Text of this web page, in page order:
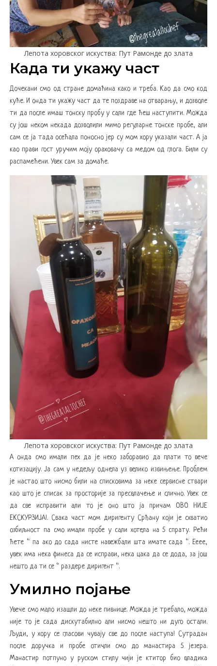
Лепота хоровског искуства: Пут Рамонде до злата
Када ти укажу част
Дочекани смо од стране домаћина како и треба. Као да смо код
куће. И онда ти укажу част да те поздраве на отварању, и дозволе
ти да после имаш тонску пробу у сали где ћеш наступити. Можда
су још неком некада дозволили мимо регуларне тонске пробе, али
сам се ја тада осећала поносно јер су мом хору указали част. А ја
као прави гост уручим моју ораховачу са медом од глога. Били су
распамећени. Увек сам за домаће.
Лепота хоровског искуства: Пут Рамонде до злата
А онда смо имали пех да је неко заборавио да плати то вече
котизацију. Ја сам у недељу однела уз велико извињење. Проблем
је настао што нисмо били на списковима за неке сервисне ствари
као што је списак за просторије за пресвлачење и слично. Увек се
да све исправити али то је оно што ја причам ОВО НИЈЕ
ЕКСКУРЗИЈА!. Свака част мом диригенту Срђану који је схватио
озбиљност па смо имали пробе у сали хотела на 5 спрату. Рећи
ћете “ па ако до сада нисте навежбали шта имате сада “. Ееее,
увек има нека финеса да се исправи, нека цака да се дода, за још
нешто да ти се “ раздере диригент “.
Умилно појање
Увече смо мало изашли до неке пивнице. Можда је требало, можда
није то је сада дискутабилно али нисмо нешто ни дуго остали.
Људи, у хору се гласови чувају све до после наступа! Сутрадан
после доручка и пробе отичли смо до манастира 5 језера.
Манастир потпуно у руском стилу чији је ктитор био владика